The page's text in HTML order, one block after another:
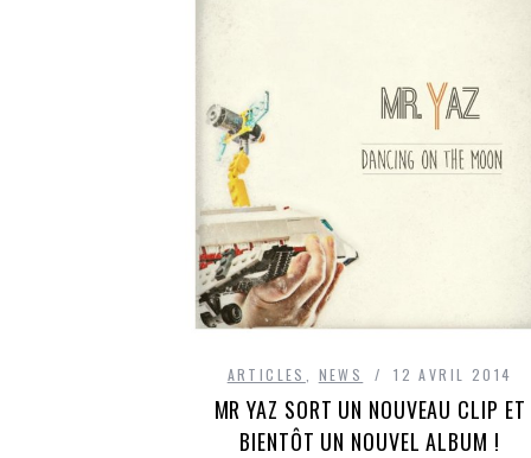
ARTICLES NEWS 12 AVRIL 2014
MR YAZ SORT UN NOUVEAU CLIP ET
BIENTÔT UN NOUVEL ALBUM !